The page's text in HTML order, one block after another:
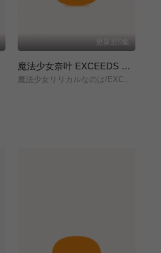
更新至5集
魔法少女奈叶 EXCEEDS Gun Blaze Vengeance
魔法少女リリカルなのは/EXCEEDS/Gun/Blaze/Vengeance/